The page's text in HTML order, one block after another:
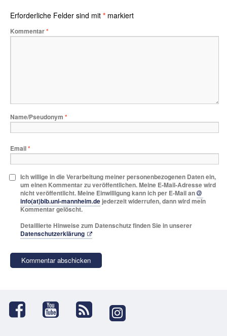
Erforderliche Felder sind mit * markiert
Kommentar*
Name/Pseudonym *
Email*
Ich willige in die Verarbeitung meiner personenbezogenen Daten ein,
um einen Kommentar zu veröffentlichen. Meine E-Mail-Adresse wird
nicht veröffentlicht. Meine Einwilligung kann ich per E-Mail an
info(at)bib.uni-mannheim.de jederzeit widerrufen, dann wird mein
Kommentar gelöscht.
Detaillierte Hinweise zum Datenschutz finden Sie in unserer
Datenschutzerklärung